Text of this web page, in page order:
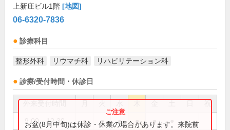
上新庄ビル1階 [地図]
06-6320-7836
診療科目
整形外科 リウマチ科 リハビリテーション科
診療/受付時間・休診日
祝
9:00～12:30 ● ● ● ● ●
お盆(8月中旬)は休診・休業の場合があります。来院前